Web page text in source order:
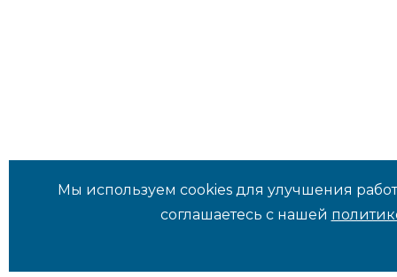
Мы используем cookies для улучшения
соглашаетесь с нашей